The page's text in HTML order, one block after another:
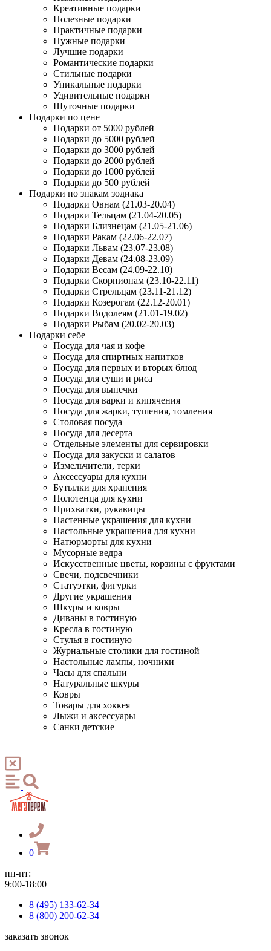
Креативные подарки
Полезные подарки
Практичные подарки
Нужные подарки
Лучшие подарки
Романтические подарки
Стильные подарки
Уникальные подарки
Удивительные подарки
Шуточные подарки
Подарки по цене
Подарки от 5000 рублей
Подарки до 5000 рублей
Подарки до 3000 рублей
Подарки до 2000 рублей
Подарки до 1000 рублей
Подарки до 500 рублей
Подарки по знакам зодиака
Подарки Овнам (21.03-20.04)
Подарки Тельцам (21.04-20.05)
Подарки Близнецам (21.05-21.06)
Подарки Ракам (22.06-22.07)
Подарки Львам (23.07-23.08)
Подарки Девам (24.08-23.09)
Подарки Весам (24.09-22.10)
Подарки Скорпионам (23.10-22.11)
Подарки Стрельцам (23.11-21.12)
Подарки Козерогам (22.12-20.01)
Подарки Водолеям (21.01-19.02)
Подарки Рыбам (20.02-20.03)
Подарки себе
Посуда для чая и кофе
Посуда для спиртных напитков
Посуда для первых и вторых блюд
Посуда для суши и риса
Посуда для выпечки
Посуда для варки и кипячения
Посуда для жарки, тушения, томления
Столовая посуда
Посуда для десерта
Отдельные элементы для сервировки
Посуда для закуски и салатов
Измельчители, терки
Аксессуары для кухни
Бутылки для хранения
Полотенца для кухни
Прихватки, рукавицы
Настенные украшения для кухни
Настольные украшения для кухни
Натюрморты для кухни
Мусорные ведра
Искусственные цветы, корзины с фруктами
Свечи, подсвечники
Статуэтки, фигурки
Другие украшения
Шкуры и ковры
Диваны в гостиную
Кресла в гостиную
Стулья в гостиную
Журнальные столики для гостиной
Настольные лампы, ночники
Часы для спальни
Натуральные шкуры
Ковры
Товары для хоккея
Лыжи и аксессуары
Санки детские
0
пн-пт:
9:00-18:00
8 (495) 133-62-34
8 (800) 200-62-34
заказать звонок